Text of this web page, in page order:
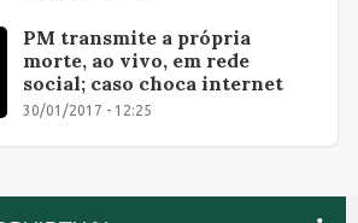
PM transmite a própria
morte, ao vivo, em rede
social; caso choca internet
30/01/2017 - 12:25